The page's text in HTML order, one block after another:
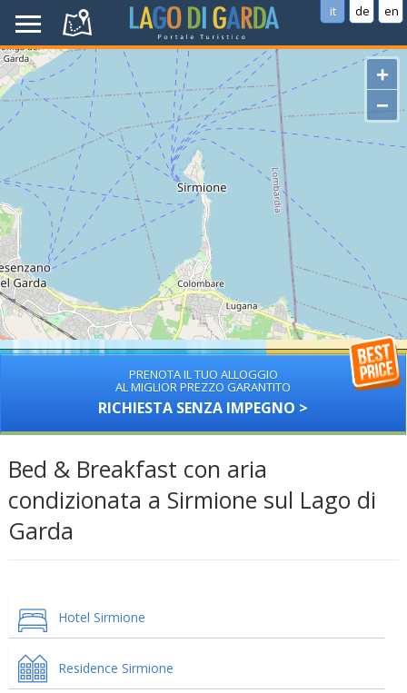
it de en
+
−
PRENOTA IL TUO ALLOGGIO
AL MIGLIOR PREZZO GARANTITO
RICHIESTA SENZA IMPEGNO >
Bed & Breakfast con aria
condizionata a Sirmione sul Lago di
Garda
Hotel Sirmione
Residence Sirmione